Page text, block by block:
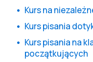
Kurs na
Kurs pisania
Kurs pisania na
początkujących